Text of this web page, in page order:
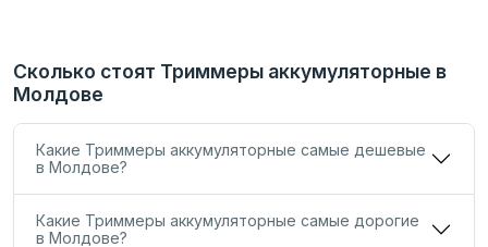
Сколько стоят Триммеры аккумуляторные в
Молдове
Какие Триммеры аккумуляторные самые дешевые
в Молдове?
Какие Триммеры аккумуляторные самые дорогие
в Молдове?